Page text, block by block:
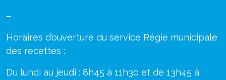
–
Horaires d’ouverture du service Régie municipale
des recettes :
Du lundi au jeudi : 8h45 à 11h30 et de 13h45 à